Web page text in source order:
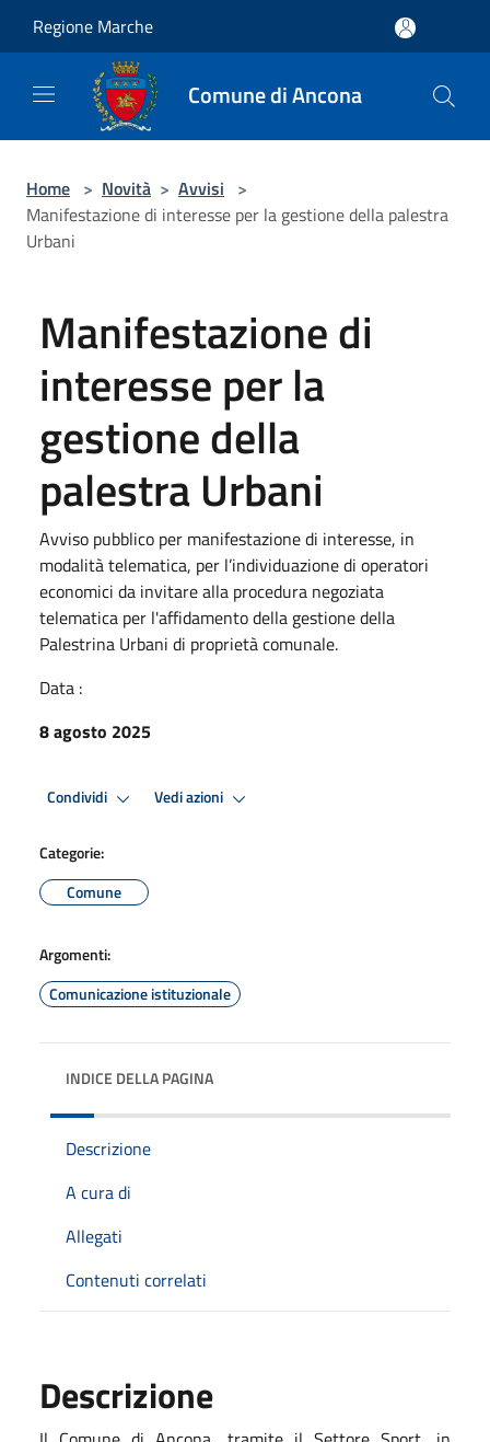
Regione Marche
Comune di Ancona
Home > Novità > Avvisi >
Manifestazione di interesse per la gestione della palestra
Urbani
Manifestazione di
interesse per la
gestione della
palestra Urbani
Avviso pubblico per manifestazione di interesse, in
modalità telematica, per l’individuazione di operatori
economici da invitare alla procedura negoziata
telematica per l'affidamento della gestione della
Palestrina Urbani di proprietà comunale.
Data :
8 agosto 2025
Condividi Vedi azioni
Categorie:
Comune
Argomenti:
Comunicazione istituzionale
INDICE DELLA PAGINA
Descrizione
A cura di
Allegati
Contenuti correlati
Descrizione